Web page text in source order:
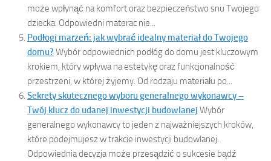
może wpłynąć na komfort oraz bezpieczeństwo snu Twojego
dziecka. Odpowiedni materac nie...
Podłogi marzeń: jak wybrać idealny materiał do Twojego
domu? Wybór odpowiednich podłóg do domu jest kluczowym
krokiem, który wpływa na estetykę oraz funkcjonalność
przestrzeni, w której żyjemy. Od rodzaju materiału po...
Sekrety skutecznego wyboru generalnego wykonawcy –
Twój klucz do udanej inwestycji budowlanej Wybór
generalnego wykonawcy to jeden z najważniejszych kroków,
które podejmujesz w trakcie inwestycji budowlanej.
Odpowiednia decyzja może przesądzić o sukcesie bądź